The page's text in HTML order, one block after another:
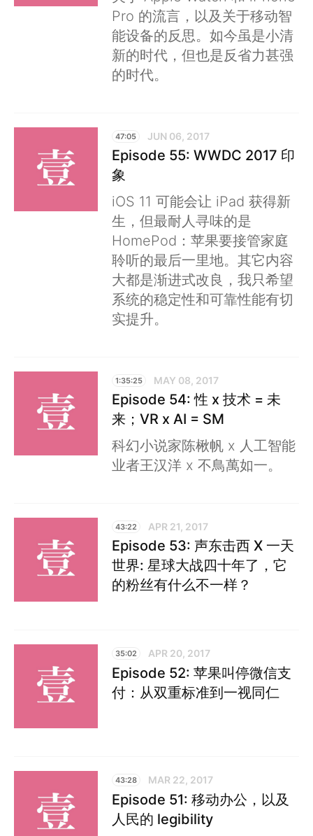
Pro 的流言，以及关于移动智
能设备的反思。如今虽是小清
新的时代，但也是反省力甚强
的时代。
47:05 JUN 06, 2017
Episode 55: WWDC 2017 印
象
iOS 11 可能会让 iPad 获得新
生，但最耐人寻味的是
HomePod：苹果要接管家庭
聆听的最后一里地。其它内容
大都是渐进式改良，我只希望
系统的稳定性和可靠性能有切
实提升。
1:35:25 MAY 08, 2017
Episode 54: 性 x 技术 = 未
来；VR x AI = SM
科幻小说家陈楸帆 x 人工智能
业者王汉洋 x 不鳥萬如一。
43:22 APR 21, 2017
Episode 53: 声东击西 X 一天
世界: 星球大战四十年了，它
的粉丝有什么不一样？
35:02 APR 20, 2017
Episode 52: 苹果叫停微信支
付：从双重标准到一视同仁
43:28 MAR 22, 2017
Episode 51: 移动办公，以及
人民的 legibility